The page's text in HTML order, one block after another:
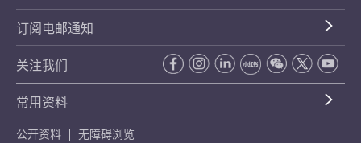
订阅电邮通知
关注我们
常用资料
公开资料
无障碍浏览